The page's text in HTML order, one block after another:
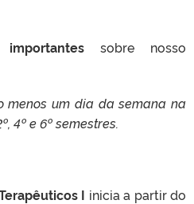
sobre nosso
menos um dia da semana na
4º e 6º semestres.
I inicia a partir do